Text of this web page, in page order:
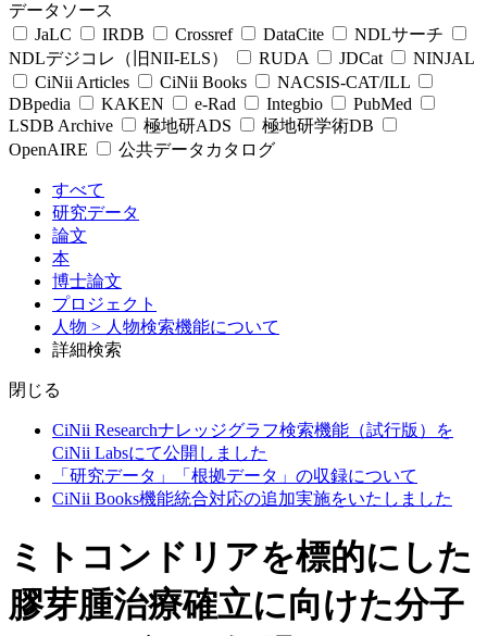
データソース
JaLC
IRDB Crossref DataCite
NDLサーチ
NDLデジコレ（旧NII-ELS）
RUDA JDCat
NINJAL
CiNii Articles
CiNii Books
NACSIS-CAT/ILL
DBpedia
KAKEN e-Rad Integbio
PubMed
LSDB Archive
極地研ADS
極地研学術DB
OpenAIRE
公共データカタログ
すべて
研究データ
論文
本
博士論文
プロジェクト
人物 > 人物検索機能について
詳細検索
閉じる
CiNii Researchナレッジグラフ検索機能（試行版）を
CiNii Labsにて公開しました
「研究データ」「根拠データ」の収録について
CiNii Books機能統合対応の追加実施をいたしました
ミトコンドリアを標的にした
膠芽腫治療確立に向けた分子